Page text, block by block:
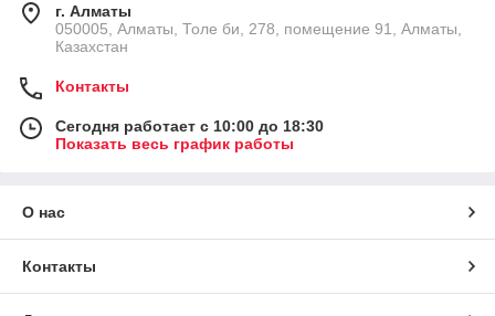
г. Алматы
050005, Алматы, Толе би, 278, помещение 91, Алматы,
Казахстан
Контакты
Сегодня работает с 10:00 до 18:30
Показать весь график работы
О нас
Контакты